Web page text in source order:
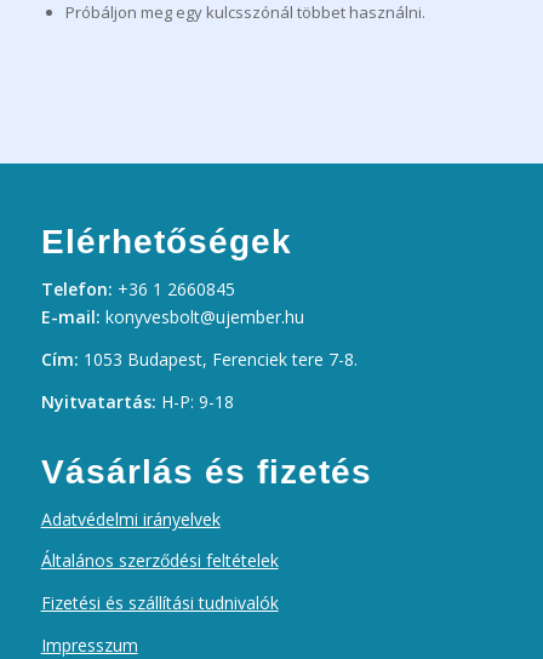
Próbáljon meg egy kulcsszónál többet használni.
Elérhetőségek
Telefon: +36 1 2660845
E-mail: konyvesbolt@ujember.hu
Cím: 1053 Budapest, Ferenciek tere 7-8.
Nyitvatartás: H-P: 9-18
Vásárlás és fizetés
Adatvédelmi irányelvek
Általános szerződési feltételek
Fizetési és szállítási tudnivalók
Impresszum